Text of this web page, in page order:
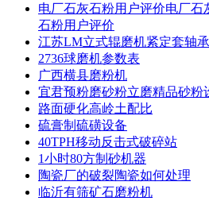
电厂石灰石粉用户评价电厂石
石粉用户评价
江苏LM立式辊磨机紧定套轴承
2736球磨机参数表
广西横县磨粉机
宜君预粉磨砂粉立磨精品砂粉
路面硬化高岭土配比
硫膏制硫磺设备
40TPH移动反击式破碎站
1小时80方制砂机器
陶瓷厂的破裂陶瓷如何处理
临沂有筛矿石磨粉机